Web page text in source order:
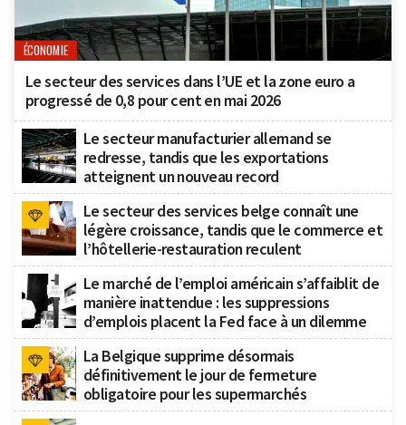
ÉCONOMIE
Le secteur des services dans l’UE et la zone euro a
progressé de 0,8 pour cent en mai 2026
Le secteur manufacturier allemand se
redresse, tandis que les exportations
atteignent un nouveau record
Le secteur des services belge connaît une
légère croissance, tandis que le commerce et
l’hôtellerie-restauration reculent
Le marché de l’emploi américain s’affaiblit de
manière inattendue : les suppressions
d’emplois placent la Fed face à un dilemme
La Belgique supprime désormais
définitivement le jour de fermeture
obligatoire pour les supermarchés